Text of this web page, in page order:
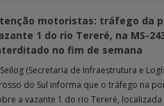
motoristas: tráfego da
1 do rio Tereré, na MS-
no fim de semana
(Secretaria de Infraestrutura e
do Sul informa que o tráfego na
a vazante 1 do rio Tereré,